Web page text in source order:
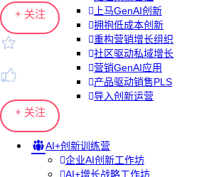
上马GenAI创新
拥抱低成本创新
重构营销增长组织
社区驱动私域增长
营销GenAI应用
产品驱动销售PLS
导入创新运营
AI+创新训练营
企业AI创新工作坊
AI+增长战略工作坊
+ 关注
+ 关注